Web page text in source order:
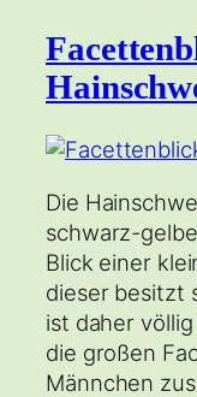
Die
schwarz-
Blick einer
dieser besitzt
ist daher
die großen
Männchen